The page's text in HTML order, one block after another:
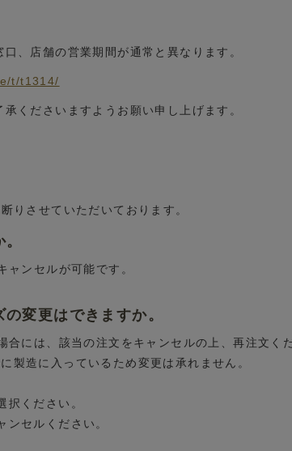
、店舗の営業期間が通常と異なります。
t/t1314/
くださいますようお願い申し上げます。
りさせていただいております。
ャンセルが可能です。
変更はできますか。
には、該当の注文をキャンセルの上、再注文く
製造に入っているため変更は承れません。
択ください。
セルください。